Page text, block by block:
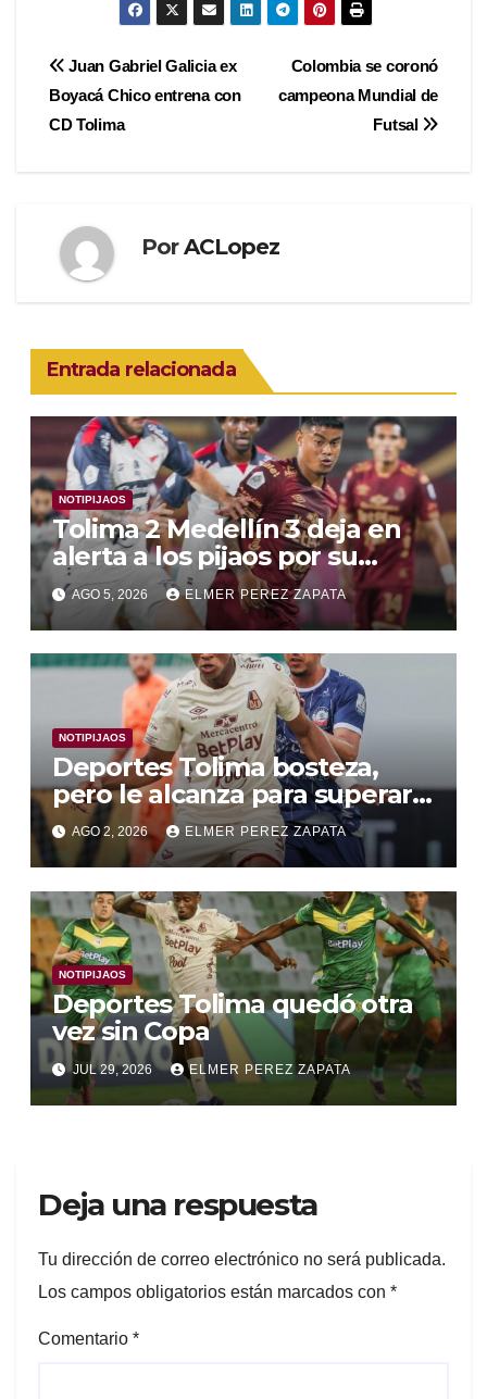
Navegación
de
Colombia se coronó
campeona Mundial de
Futsal
Juan Gabriel Galicia ex
Boyacá Chico entrena con
CD Tolima
PorACLopez
Entrada relacionada
NOTIPIJAOS
Tolima 2 Medellín 3 deja en
alerta a los pijaos por su
fútbol irregular
AGO 5, 2026 ELMER PEREZ ZAPATA
NOTIPIJAOS
Deportes Tolima bosteza,
pero le alcanza para superar a
Alianza Valledupar 2 A 1
AGO 2, 2026 ELMER PEREZ ZAPATA
NOTIPIJAOS
Deportes Tolima quedó otra
vez sin Copa
JUL 29, 2026 ELMER PEREZ ZAPATA
Deja una respuesta
Tu dirección de correo electrónico no será publicada.
Los campos obligatorios están marcados con *
Comentario *